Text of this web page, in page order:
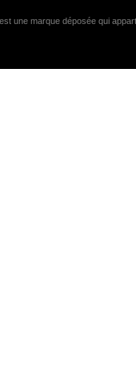
une marque déposée qui